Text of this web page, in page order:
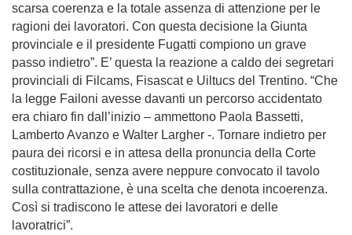
scarsa coerenza e la totale assenza di attenzione per le
ragioni dei lavoratori. Con questa decisione la Giunta
provinciale e il presidente Fugatti compiono un grave
passo indietro”. E’ questa la reazione a caldo dei segretari
provinciali di Filcams, Fisascat e Uiltucs del Trentino. “Che
la legge Failoni avesse davanti un percorso accidentato
era chiaro fin dall’inizio – ammettono Paola Bassetti,
Lamberto Avanzo e Walter Largher -. Tornare indietro per
paura dei ricorsi e in attesa della pronuncia della Corte
costituzionale, senza avere neppure convocato il tavolo
sulla contrattazione, è una scelta che denota incoerenza.
Così si tradiscono le attese dei lavoratori e delle
lavoratrici”.